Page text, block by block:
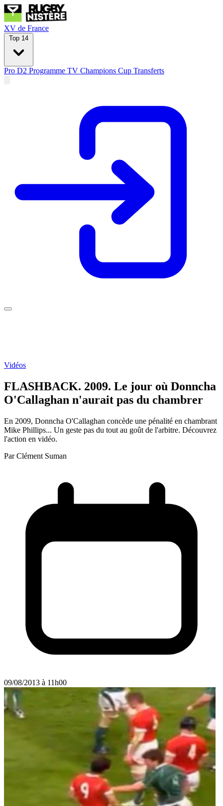
XV de France
Top 14
Pro D2 Programme TV Champions Cup Transferts
Vidéos
FLASHBACK. 2009. Le jour où Donncha
O'Callaghan n'aurait pas du chambrer
En 2009, Donncha O'Callaghan concède une pénalité en chambrant
Mike Phillips... Un geste pas du tout au goût de l'arbitre. Découvrez
l'action en vidéo.
Par Clément Suman
09/08/2013 à 11h00